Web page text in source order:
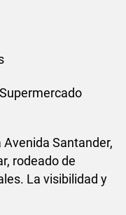
Avenida Santander,
rodeado de
La visibilidad y